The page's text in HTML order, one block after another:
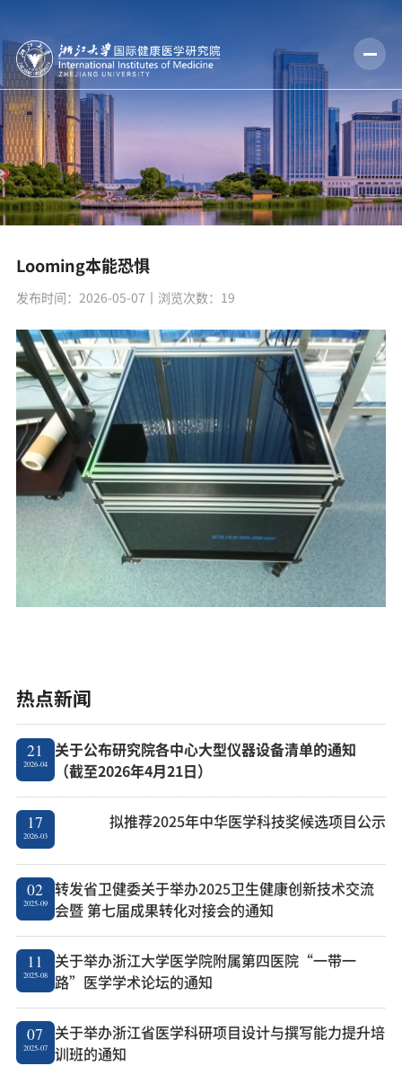
Looming本能恐惧
发布时间：2026-05-07 丨浏览次数： 19
热点新闻
21
2026-04
关于公布研究院各中心大型仪器设备清单的通知
（截至2026年4月21日）
17
2026-03
拟推荐2025年中华医学科技奖候选项目公示
02
2025-09
转发省卫健委关于举办2025卫生健康创新技术交流
会暨 第七届成果转化对接会的通知
11
2025-08
关于举办浙江大学医学院附属第四医院“一带一
路”医学学术论坛的通知
07
2025-07
关于举办浙江省医学科研项目设计与撰写能力提升培
训班的通知